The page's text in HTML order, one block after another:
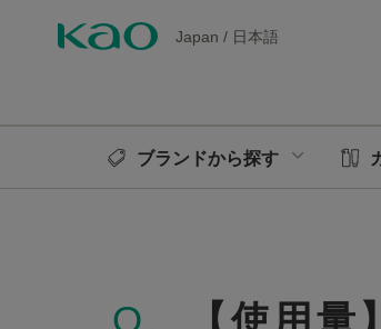
Japan / 日本語
ブランドから探す
Q.
【使用